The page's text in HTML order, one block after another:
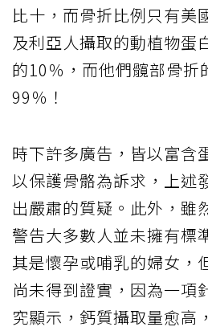
比十，而骨折比例只有美
及利亞人攝取的動植物蛋
的10％，而他們髖部骨折
99％！
時下許多廣告，皆以富含
以保護骨骼為訴求，上述
出嚴肅的質疑。此外，雖
警告大多數人並未擁有標
其是懷孕或哺乳的婦女，
尚未得到證實，因為一項
究顯示，鈣質攝取量愈高